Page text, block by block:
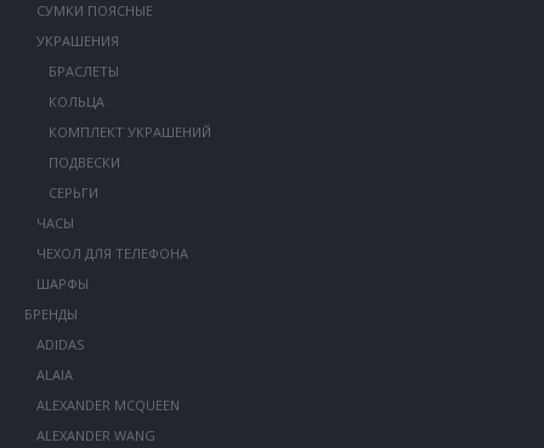
СУМКИ ПОЯСНЫЕ
УКРАШЕНИЯ
БРАСЛЕТЫ
КОЛЬЦА
КОМПЛЕКТ УКРАШЕНИЙ
ПОДВЕСКИ
СЕРЬГИ
ЧАСЫ
ЧЕХОЛ ДЛЯ ТЕЛЕФОНА
ШАРФЫ
БРЕНДЫ
ADIDAS
ALAIA
ALEXANDER MCQUEEN
ALEXANDER WANG